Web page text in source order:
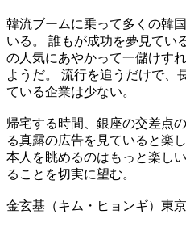
韓流ブームに乗って多くの韓
いる。 誰もが成功を夢見てい
の人気にあやかって一儲けす
ようだ。 流行を追うだけで、
ている企業は少ない。
帰宅する時間、銀座の交差点
る真露の広告を見ていると楽
本人を眺めるのはもっと楽し
ることを切実に望む。
金玄基（キム・ヒョンギ）東